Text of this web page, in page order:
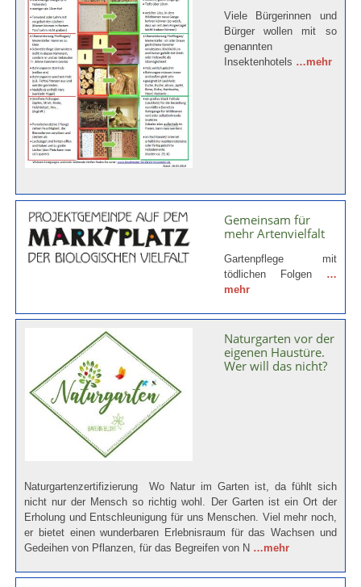
Viele Bürgerinnen und
Bürger wollen mit so
genannten
Insektenhotels …mehr
Gemeinsam für
mehr Artenvielfalt
Gartenpflege mit
tödlichen Folgen …
mehr
Naturgarten vor der
eigenen Haustüre.
Wer will das nicht?
Naturgartenzertifizierung Wo Natur im Garten ist, da fühlt sich
nicht nur der Mensch so richtig wohl. Der Garten ist ein Ort der
Erholung und Entschleunigung für uns Menschen. Viel mehr noch,
er bietet einen wunderbaren Erlebnisraum für das Wachsen und
Gedeihen von Pflanzen, für das Begreifen von N …mehr